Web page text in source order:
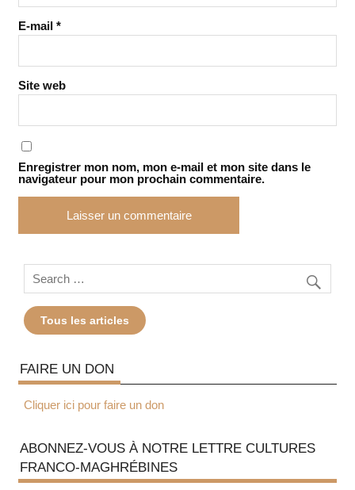
E-mail *
Site web
Enregistrer mon nom, mon e-mail et mon site dans le
navigateur pour mon prochain commentaire.
Tous les articles
FAIRE UN DON
Cliquer ici pour faire un don
ABONNEZ-VOUS À NOTRE LETTRE CULTURES
FRANCO-MAGHRÉBINES